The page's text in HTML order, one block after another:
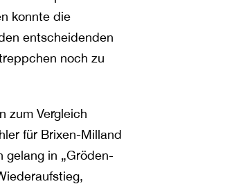
konnte die
entscheidenden
noch zu
zum Vergleich
für Brixen-Milland
gelang in „Gröden-